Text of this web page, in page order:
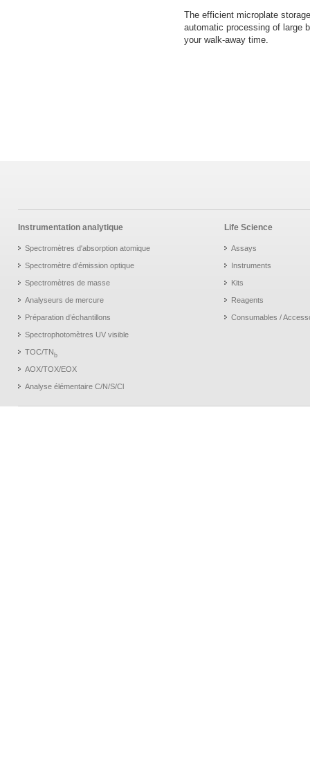
The efficient microplate
automatic processing of large
your walk-away time.
Instrumentation analytique
Spectromètres d'absorption atomique
Spectromètre d'émission optique
Spectromètres de masse
Analyseurs de mercure
Préparation d’échantillons
Spectrophotomètres UV visible
TOC/TN b
AOX/TOX/EOX
Analyse élémentaire C/N/S/Cl
Life Science
Assays
Instruments
Kits
Reagents
Consumables /